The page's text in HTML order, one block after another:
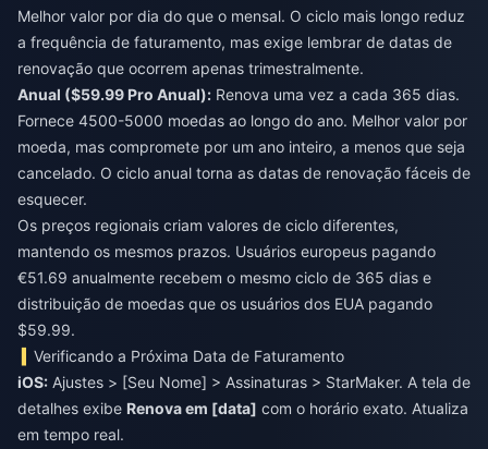
Melhor valor por dia do que o mensal. O ciclo mais longo reduz
a frequência de faturamento, mas exige lembrar de datas de
renovação que ocorrem apenas trimestralmente.
Anual ($59.99 Pro Anual): Renova uma vez a cada 365 dias.
Fornece 4500-5000 moedas ao longo do ano. Melhor valor por
moeda, mas compromete por um ano inteiro, a menos que seja
cancelado. O ciclo anual torna as datas de renovação fáceis de
esquecer.
Os preços regionais criam valores de ciclo diferentes,
mantendo os mesmos prazos. Usuários europeus pagando
€51.69 anualmente recebem o mesmo ciclo de 365 dias e
distribuição de moedas que os usuários dos EUA pagando
$59.99.
Verificando a Próxima Data de Faturamento
iOS: Ajustes > [Seu Nome] > Assinaturas > StarMaker. A tela de
detalhes exibe Renova em [data] com o horário exato. Atualiza
em tempo real.